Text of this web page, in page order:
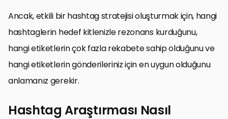
Ancak, etkili bir hashtag stratejisi oluşturmak için, hangi
hashtaglerin hedef kitlenizle rezonans kurduğunu,
hangi etiketlerin çok fazla rekabete sahip olduğunu ve
hangi etiketlerin gönderileriniz için en uygun olduğunu
anlamanız gerekir.
Hashtag Araştırması Nasıl